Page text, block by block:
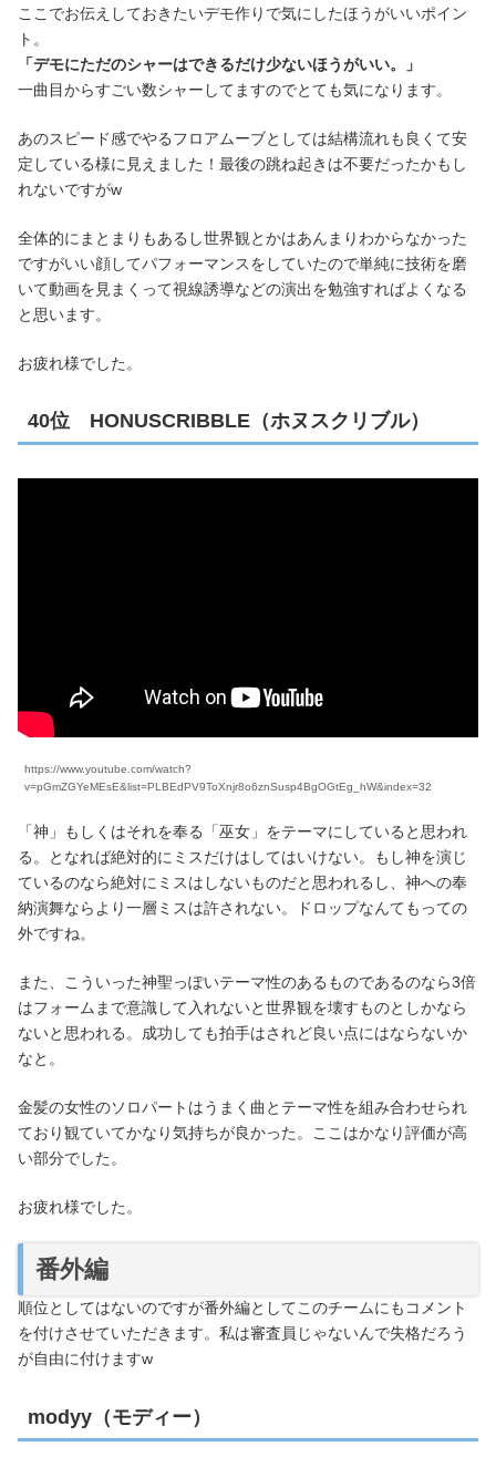
ここでお伝えしておきたいデモ作りで気にしたほうがいいポイン
ト。
「デモにただのシャーはできるだけ少ないほうがいい。」
一曲目からすごい数シャーしてますのでとても気になります。
あのスピード感でやるフロアムーブとしては結構流れも良くて安
定している様に見えました！最後の跳ね起きは不要だったかもし
れないですがw
全体的にまとまりもあるし世界観とかはあんまりわからなかった
ですがいい顔してパフォーマンスをしていたので単純に技術を磨
いて動画を見まくって視線誘導などの演出を勉強すればよくなる
と思います。
お疲れ様でした。
40位 HONUSCRIBBLE（ホヌスクリブル）
https://www.youtube.com/watch?
v=pGmZGYeMEsE&list=PLBEdPV9ToXnjr8o6znSusp4BgOGtEg_hW&index=32
「神」もしくはそれを奉る「巫女」をテーマにしていると思われ
る。となれば絶対的にミスだけはしてはいけない。もし神を演じ
ているのなら絶対にミスはしないものだと思われるし、神への奉
納演舞ならより一層ミスは許されない。ドロップなんてもっての
外ですね。
また、こういった神聖っぽいテーマ性のあるものであるのなら3倍
はフォームまで意識して入れないと世界観を壊すものとしかなら
ないと思われる。成功しても拍手はされど良い点にはならないか
なと。
金髪の女性のソロパートはうまく曲とテーマ性を組み合わせられ
ており観ていてかなり気持ちが良かった。ここはかなり評価が高
い部分でした。
お疲れ様でした。
番外編
順位としてはないのですが番外編としてこのチームにもコメント
を付けさせていただきます。私は審査員じゃないんで失格だろう
が自由に付けますw
modyy（モディー）